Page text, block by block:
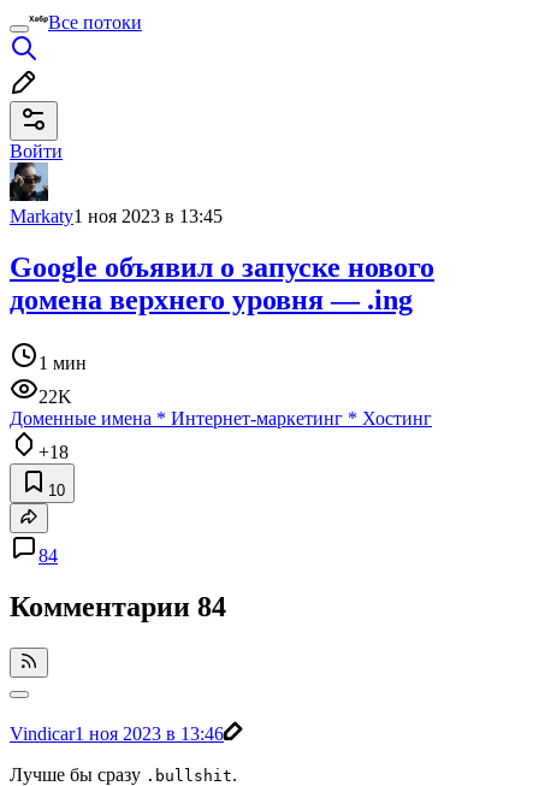
Все потоки
Войти
Markaty1 ноя 2023 в 13:45
Google объявил о запуске нового
домена верхнего уровня — .ing
1 мин
22K
Доменные имена * Интернет-маркетинг * Хостинг
+18
10
84
Комментарии 84
Vindicar1 ноя 2023 в 13:46
Лучше бы сразу .bullshit.